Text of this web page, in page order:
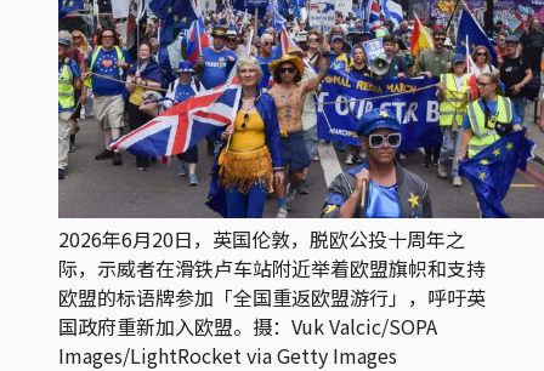
2026年6月20日，英国伦敦，脱欧公投十周年之
际，示威者在滑铁卢车站附近举着欧盟旗帜和支持
欧盟的标语牌参加「全国重返欧盟游行」，呼吁英
国政府重新加入欧盟。摄：Vuk Valcic/SOPA
Images/LightRocket via Getty Images